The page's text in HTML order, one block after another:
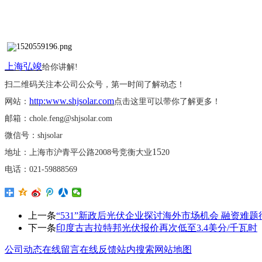
上海弘竣给你讲解!
扫二维码关注本公司公众号，第一时间了解动态！
网站： http:www.shjsolar.com点击这里可以带你了解更多！
邮箱： chole.feng@shjsolar.com
微信号： shjsolar
地址：上海市沪青平公路2008号竞衡大业1520
电话： 021-59888569
上一条“531”新政后光伏企业探讨海外市场机会 融资难题
下一条印度古吉拉特邦光伏报价再次低至3.4美分/千瓦时
公司动态在线留言在线反馈站内搜索网站地图